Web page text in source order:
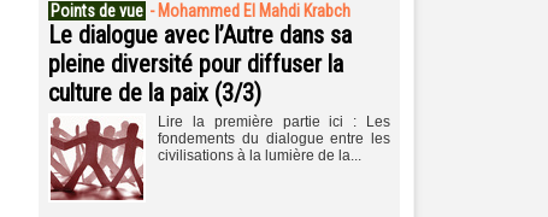
Points de vue - Mohammed El Mahdi Krabch
Le dialogue avec l’Autre dans sa
pleine diversité pour diffuser la
culture de la paix (3/3)
Lire la première partie ici : Les
fondements du dialogue entre les
civilisations à la lumière de la...